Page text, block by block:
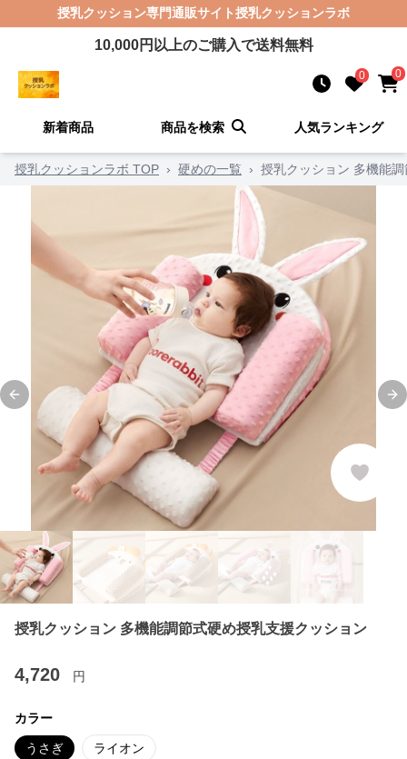
授乳クッション専門通販サイト授乳クッションラボ
10,000円以上のご購入で送料無料
0 0
新着商品 商品を検索 人気ランキング
授乳クッションラボ TOP › 硬めの一覧 › 授乳クッション 多機能
Previous slide
授乳クッション 多機能調節式硬め授乳支援クッション
4,720 円
カラー
うさぎ ライオン